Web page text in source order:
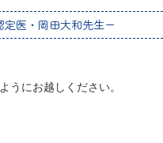
医・岡田大和先生ー
うにお越しください。